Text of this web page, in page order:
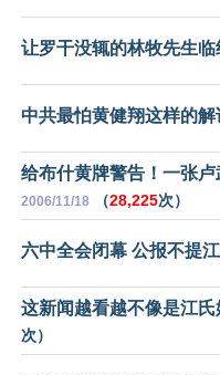
让罗干没辄的林牧先生临
中共最怕黄健翔这样的解
给布什黄牌警告！一张
2006/11/18 （28,225次）
六中全会闭幕 公报不提
这新闻越看越不像是江氏
次）